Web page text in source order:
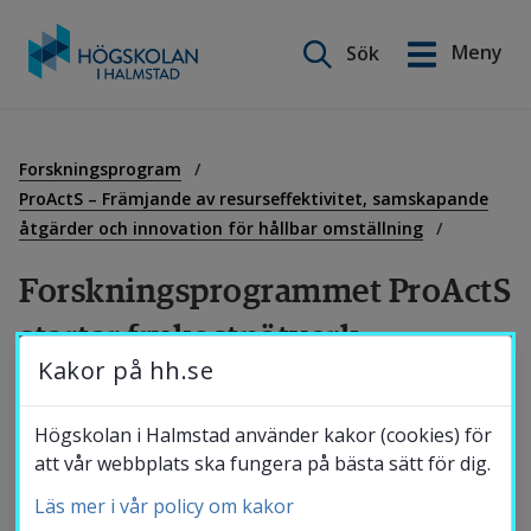
innehåll
Sök
Meny
Forskningsprogram
ProActS – Främjande av resurseffektivitet, samskapande
åtgärder och innovation för hållbar omställning
Forskningsprogrammet ProActS
startar frukostnätverk
I går stod Högskolan i Halmstads
forskningsprogram ProActS, vars fokus är
resurseffektivitet och hållbar omställning,
värd för ett första möte i ett nystartat
English
Utbildning
Forskning
Samverkan
Om Högskolan
Kakor på hh.se
Högskolan i Halmstad använder kakor (cookies) för
att vår webbplats ska fungera på bästa sätt för dig.
Läs mer i vår policy om kakor